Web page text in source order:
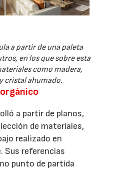
a partir de una paleta
en los que sobre esta
como madera,
cristal ahumado.
a partir de planos,
de materiales,
realizado en
Sus referencias
punto de partida